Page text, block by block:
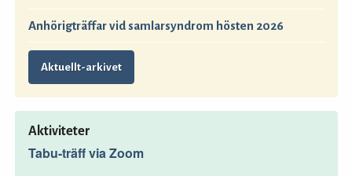
Anhörigträffar vid samlarsyndrom hösten 2026
Aktuellt-arkivet
Aktiviteter
Tabu-träff via Zoom